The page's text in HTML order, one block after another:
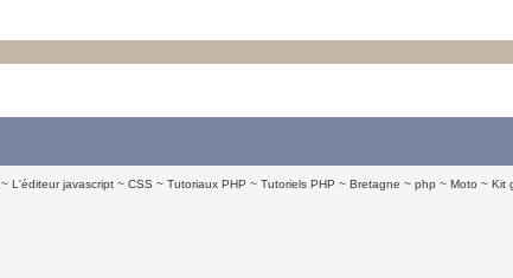
L'éditeur javascript CSS Tutoriaux PHP Tutoriels PHP Bretagne php Moto Kit